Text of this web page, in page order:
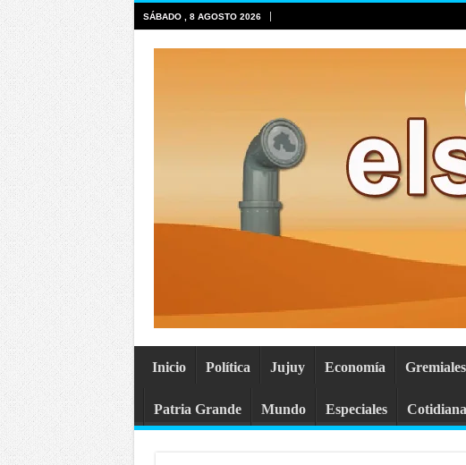
SÁBADO , 8 AGOSTO 2026
Inicio Política Jujuy Economía Gremiales
Patria Grande Mundo Especiales